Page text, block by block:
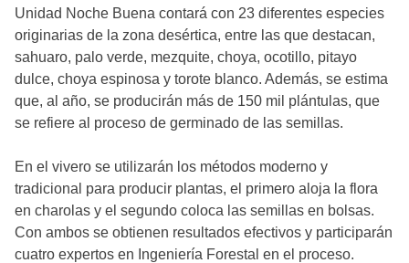
Unidad Noche Buena contará con 23 diferentes especies
originarias de la zona desértica, entre las que destacan,
sahuaro, palo verde, mezquite, choya, ocotillo, pitayo
dulce, choya espinosa y torote blanco. Además, se estima
que, al año, se producirán más de 150 mil plántulas, que
se refiere al proceso de germinado de las semillas.
En el vivero se utilizarán los métodos moderno y
tradicional para producir plantas, el primero aloja la flora
en charolas y el segundo coloca las semillas en bolsas.
Con ambos se obtienen resultados efectivos y participarán
cuatro expertos en Ingeniería Forestal en el proceso.